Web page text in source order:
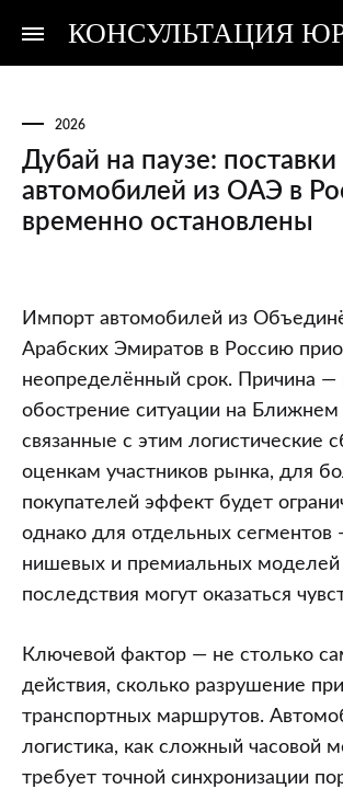
КОНСУЛЬТАЦИЯ
Консультация
Консультация
2026
Дубай на паузе: поставки
автомобилей из ОАЭ в
временно остановлены
Дубай
на
паузе:
поставки
автомобилей
из
ОАЭ
в
Россию
временно
Импорт автомобилей из
Арабских Эмиратов в Россию
неопределённый срок. Причина —
обострение ситуации на Ближнем
связанные с этим логистические
оценкам участников рынка, для
покупателей эффект будет
однако для отдельных сегментов
нишевых и премиальных
последствия могут оказаться
Ключевой фактор — не столько
действия, сколько разрушение
транспортных маршрутов.
логистика, как сложный часовой
требует точной синхронизации